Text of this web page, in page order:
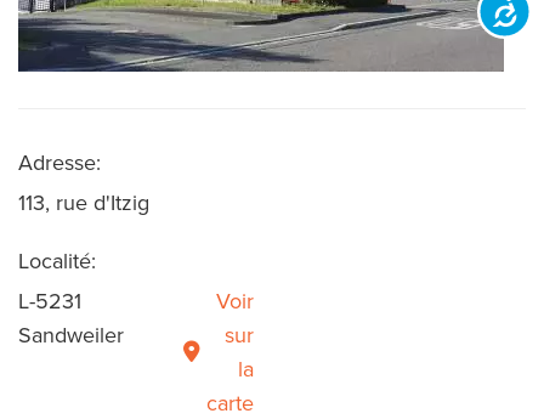
Adresse:
113, rue d'Itzig
Localité:
L-5231
Sandweiler
Voir
sur
la
carte